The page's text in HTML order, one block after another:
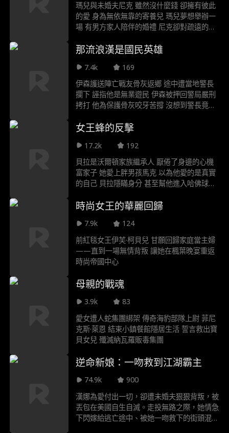
瑪兒與未婚夫尼克 雖然沒什麼錢 卻擁有彼此
的愛 身為無依無靠的寄養兒 瑪兒夢想舉辦一
場 有男方家人陪伴的婚禮 尼克卻對疏遠的親
歡迎瑪兒加入 神秘富有的索恩伍德家 甚至提
早晨 一個駭人的發現 粉碎了瑪兒的夢想 她驚
覺自己迎來的 不是幸福快樂的日子 而是索恩
伍德家族 黑暗歷史交織的噩夢 ——甚至可能
讓她喪命
那流浪漢是國民英雄
7.4k
169
伊森護送陣亡戰友骨灰返鄉 途中遭當地警長
攔下 誣指他是無業遊民 伊森被押回警局嚴刑
拷打 他為保護骨灰咬牙苦撐 沒想到警長竟得
時 伊森昔日的軍中下屬 現任聯邦調查局長現
嗎
女王蜂的反擊
17.2k
192
貝拉是沃爾頓家族繼承人 厭倦了身邊的心機
富家子 她愛上胖男孩馬克 以為他愛的是真實
的自己 貝拉隱瞞身分 甚至幫他進入哈佛球隊
潔西還常嘲笑貝拉的身材 更糟的是 馬克還盜
威斯頓高中上位 貝拉果斷甩了他 迎來華麗大
變身 展現自信完美曲線 當他們嘲諷她的升學
發展 貝拉的下一步 會讓他們啞口無言嗎
時尚女王的華麗回歸
7.9k
124
前紅毯女王伊芙·柯貝兒 甘願回歸家庭當主婦
——直到一場無情背叛 讓她在楓葉晚宴重返
時尚帝國中心
母親的戰魂
3.9k
83
愛女遭人蛇集團綁架 傳奇海豹部隊上尉 菲尼
克斯·萊恩 結束小鎮餐館隱居生活 誓言救出寶
貝女兒 殲滅納瓦羅販毒集團
逆命新娘：一吻救到江湖霸主
74.9k
900
漢娜為愛付出一切，卻遭未婚夫狠狠背叛，被
丟包在美國自生自滅。走投無路之際，她情急
下閃嫁給逃亡途中、被她一吻救下的街頭混混